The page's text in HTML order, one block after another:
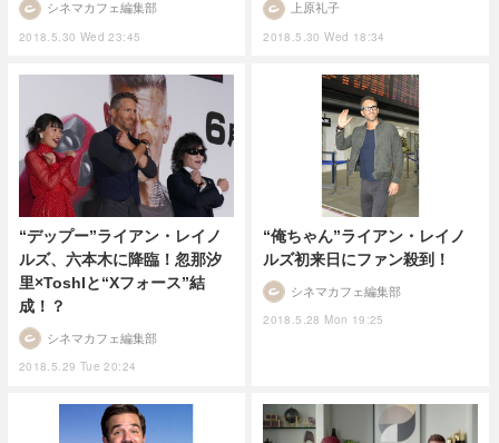
2018.5.30 Wed 23:45
シネマカフェ編集部
2018.5.30 Wed 18:34
上原礼子
“デップー”ライアン・レイノ
ルズ、六本木に降臨！忽那汐
里×ToshIと“Xフォース”結
成！？
2018.5.29 Tue 20:24
シネマカフェ編集部
“俺ちゃん”ライアン・レイノ
ルズ初来日にファン殺到！
2018.5.28 Mon 19:25
シネマカフェ編集部